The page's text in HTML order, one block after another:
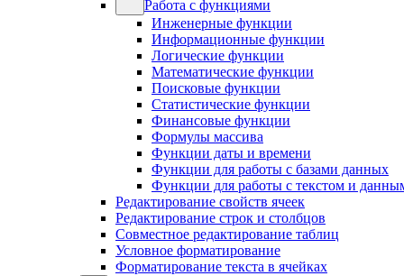
Работа с функциями
Инженерные функции
Информационные функции
Логические функции
Математические функции
Поисковые функции
Статистические функции
Финансовые функции
Формулы массива
Функции даты и времени
Функции для работы с базами данных
Функции для работы с текстом и
Редактирование свойств ячеек
Редактирование строк и столбцов
Совместное редактирование таблиц
Условное форматирование
Форматирование текста в ячейках